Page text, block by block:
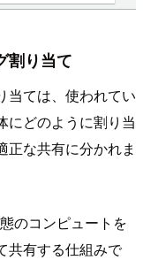
割り当て
当ては、使われてい
にどのように割り当
正な共有に分かれま
のコンピュートを
共有する仕組みで